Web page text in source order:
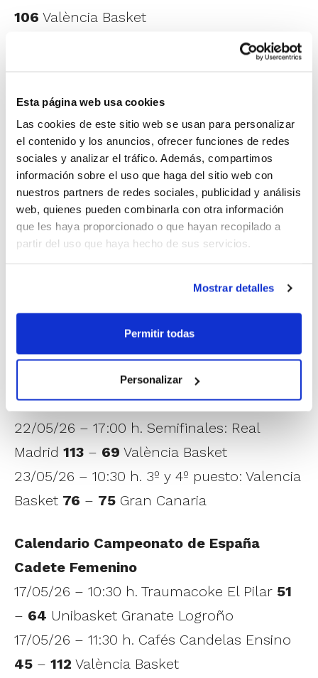
Esta página web usa cookies
Las cookies de este sitio web se usan para personalizar
el contenido y los anuncios, ofrecer funciones de redes
sociales y analizar el tráfico. Además, compartimos
información sobre el uso que haga del sitio web con
nuestros partners de redes sociales, publicidad y análisis
web, quienes pueden combinarla con otra información
que les haya proporcionado o que hayan recopilado a
partir del uso que haya hecho de sus servicios.
Mostrar detalles
Permitir todas
Personalizar
106 València Basket
92TLSI
Ingeniería
19/05/26 – 11:30 h. Valencia Basket 97–79
Movistar Estudiantes
19/05/26 – 11:30 h. TLSI Godella 52 –
CYD-Leonesa
19/05/26 – 13:30 h. CB Clavijo73–83CBI
20/05/26 – 10:30 h. Octavos de final:
21/05/26 – 12:30 h. Cuartos de final:
Casademont Zaragoza89 –
Basket
22/05/26 – 17:00 h. Semifinales: Real
Madrid 113 – 69 València Basket
23/05/26 – 10:30 h. 3º y 4º puesto: Valencia
Basket 76 – 75 Gran Canaria
Calendario Campeonato de España
Cadete Femenino
17/05/26 – 10:30 h. Traumacoke El Pilar 51
– 64 Unibasket Granate Logroño
17/05/26 – 11:30 h. Cafés Candelas Ensino
45 – 112 València Basket